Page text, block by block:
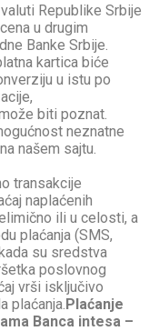
Republike Srbije
u drugim
Banke Srbije.
kartica biće
u istu po
biti poznat.
neznatne
našem sajtu.
transakcije
naplaćenih
ili u celosti, a
plaćanja (SMS,
su sredstva
poslovnog
vrši isključivo
plaćanja.Plaćanje
Banca intesa –